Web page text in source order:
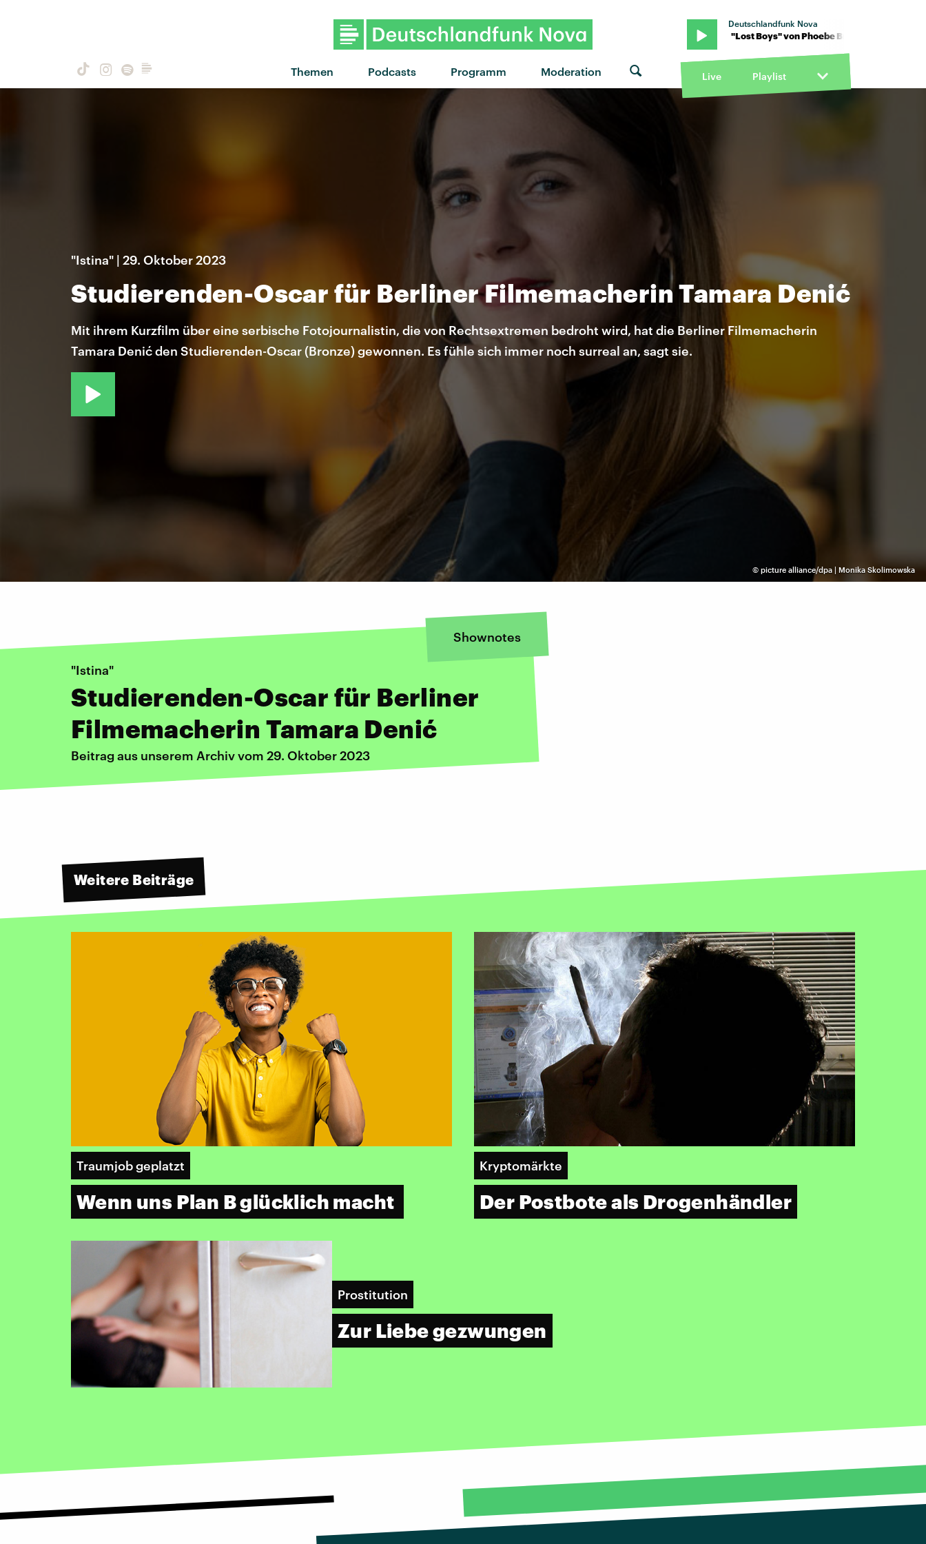
Themen Podcasts Programm Moderation
Deutschlandfunk Nova
"Lost Boys" von Phoebe Bridgers · "Lost Boys" von Phoebe Bridgers · "Lost Boys" von
Live Playlist
© picture alliance/dpa | Monika Skolimowska
"Istina" | 29. Oktober 2023
Studierenden-Oscar für Berliner Filmemacherin Tamara Denić
Mit ihrem Kurzfilm über eine serbische Fotojournalistin, die von Rechtsextremen bedroht wird, hat die Berliner Filmemacherin
Tamara Denić den Studierenden-Oscar (Bronze) gewonnen. Es fühle sich immer noch surreal an, sagt sie.
Shownotes
"Istina"
Studierenden-Oscar für Berliner
Filmemacherin Tamara Denić
Beitrag aus unserem Archiv vom 29. Oktober 2023
Weitere Beiträge
Traumjob geplatzt
Wenn uns Plan B glücklich macht
Kryptomärkte
Der Postbote als Drogenhändler
Prostitution
Zur Liebe gezwungen